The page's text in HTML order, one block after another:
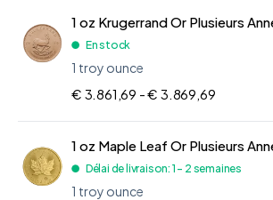
1 oz Krugerrand Or Plusieurs
En stock
1 troy ounce
€ 3.861,69 -€ 3.869,69
1 oz Maple Leaf Or Plusieurs
Délai de livraison: 1 - 2 semaines
1 troy ounce